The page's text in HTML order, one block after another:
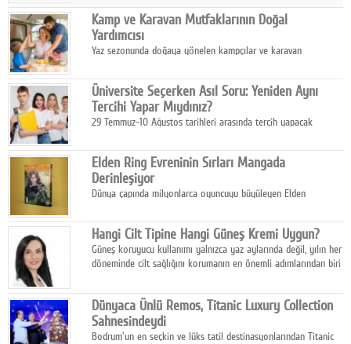
dokunuşunu taşıyor.
Kamp ve Karavan Mutfaklarının Doğal
Yardımcısı
Yaz sezonunda doğaya yönelen kampçılar ve karavan
temizlik sağlayan, çevreye duyarlı bitkisel içerikli ürünleri tercih
ediyor.
Üniversite Seçerken Asıl Soru: Yeniden Aynı
Tercihi Yapar Mıydınız?
29 Temmuz-10 Ağustos tarihleri arasında tercih yapacak
Elden Ring Evreninin Sırları Mangada
Derinleşiyor
Dünya çapında milyonlarca oyuncuyu büyüleyen Elden
aksiyonu ve karanlık fantastik atmosferi bir araya getirmeyi
sürdürüyor.
Hangi Cilt Tipine Hangi Güneş Kremi Uygun?
Güneş koruyucu kullanımı yalnızca yaz aylarında değil, yılın her
döneminde cilt sağlığını korumanın en önemli adımlarından biri
Dünyaca Ünlü Remos, Titanic Luxury Collection
Sahnesindeydi
Bodrum'un en seçkin ve lüks tatil destinasyonlarından Titanic